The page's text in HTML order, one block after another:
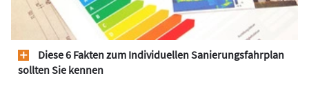
Diese 6 Fakten zum Individuellen Sanierungsfahrplan
sollten Sie kennen